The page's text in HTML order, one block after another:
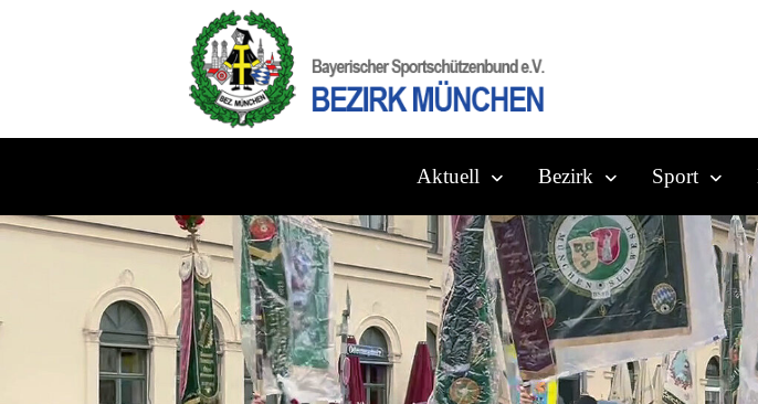
Aktuell Bezirk Sport